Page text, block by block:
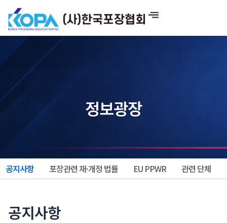
너
정보광장
공지사항 포장관련 재·개정 법률 EU PPWR 관련 단체
공지사항